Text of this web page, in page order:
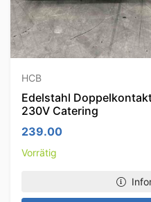
HCB
Edelstahl
230V Catering
239.00
Vorrätig